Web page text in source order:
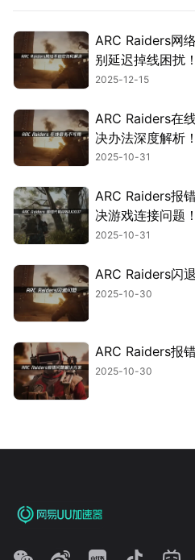
ARC Raiders网
别延迟掉线困扰！
2025-12-15
ARC Raiders在
决办法深度解析！
2025-10-31
ARC Raiders报
决游戏连接问题！
2025-10-31
ARC Raiders闪
2025-10-30
ARC Raiders报
2025-10-30